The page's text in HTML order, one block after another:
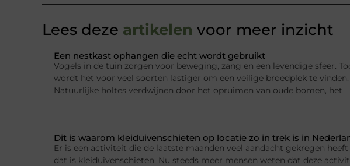
Lees deze artikelen voor meer inzicht
Een nestkast ophangen die echt wordt gebruikt
Vogels in de tuin zorgen voor beweging, zang en een levendige sfeer.
wordt het voor veel soorten lastiger om een veilige broedplek te vinden.
Natuurlijke holtes verdwijnen door het opruimen van oude bomen, het
Dit is waarom kleiduivenschieten op locatie zo in trek is in
Er is een activiteit die de laatste maanden veel aandacht gekregen heeft
dat is kleiduivenschieten. Nu steeds meer mensen weten dat deze